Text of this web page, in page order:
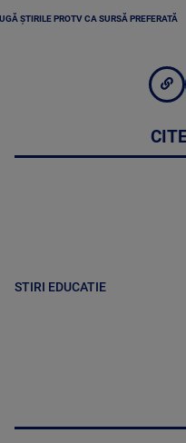
ȘTIRILE PROTV CA SURSĂ PREFERATĂ
STIRI EDUCATIE